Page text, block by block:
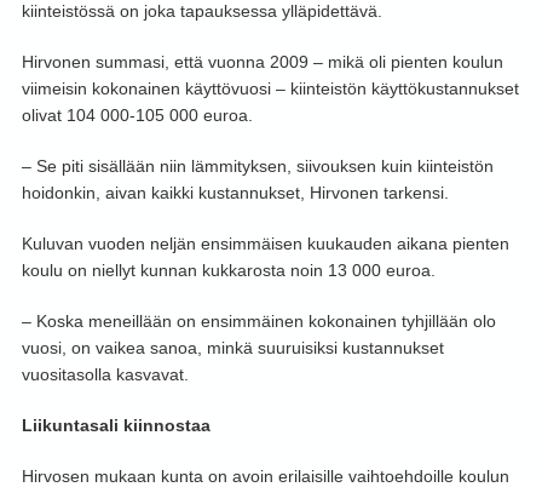
kiinteistössä on joka tapauksessa ylläpidettävä.
Hirvonen summasi, että vuonna 2009 – mikä oli pienten koulun
viimeisin kokonainen käyttövuosi – kiinteistön käyttökustannukset
olivat 104 000-105 000 euroa.
– Se piti sisällään niin lämmityksen, siivouksen kuin kiinteistön
hoidonkin, aivan kaikki kustannukset, Hirvonen tarkensi.
Kuluvan vuoden neljän ensimmäisen kuukauden aikana pienten
koulu on niellyt kunnan kukkarosta noin 13 000 euroa.
– Koska meneillään on ensimmäinen kokonainen tyhjillään olo
vuosi, on vaikea sanoa, minkä suuruisiksi kustannukset
vuositasolla kasvavat.
Liikuntasali kiinnostaa
Hirvosen mukaan kunta on avoin erilaisille vaihtoehdoille koulun